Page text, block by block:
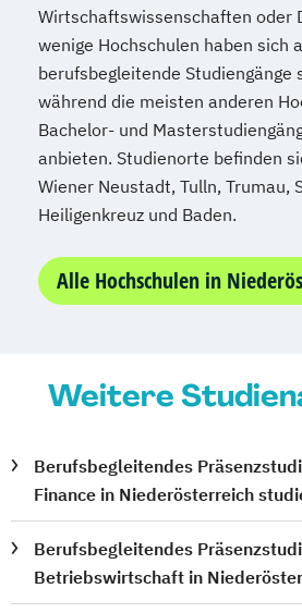
Wirtschaftswissenschaften oder
wenige Hochschulen haben sich
berufsbegleitende Studiengänge
während die meisten anderen
Bachelor- und
anbieten. Studienorte befinden
Wiener Neustadt, Tulln, Trumau,
Heiligenkreuz und Baden.
Alle Hochschulen in
Weitere
Berufsbegleitendes
Finance in Niederösterreich
Berufsbegleitendes
Betriebswirtschaft in